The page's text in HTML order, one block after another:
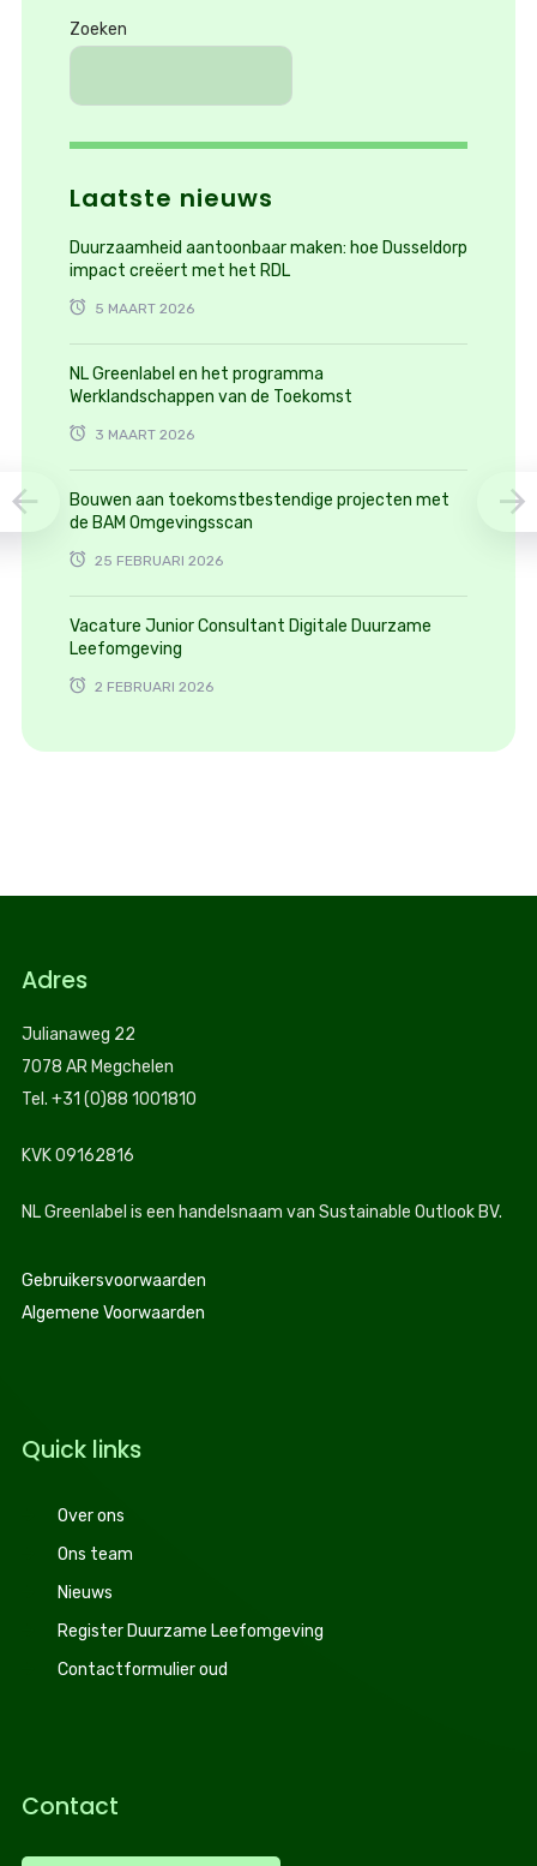
Zoeken
Laatste nieuws
Duurzaamheid aantoonbaar maken: hoe Dusseldorp
impact creëert met het RDL
5 MAART 2026
NL Greenlabel en het programma
Werklandschappen van de Toekomst
3 MAART 2026
Bouwen aan toekomstbestendige projecten met
de BAM Omgevingsscan
25 FEBRUARI 2026
Vacature Junior Consultant Digitale Duurzame
Leefomgeving
2 FEBRUARI 2026
Adres
Julianaweg 22
7078 AR Megchelen
Tel. +31 (0)88 1001810
KVK 09162816
NL Greenlabel is een handelsnaam van Sustainable Outlook BV.
Gebruikersvoorwaarden
Algemene Voorwaarden
Quick links
Over ons
Ons team
Nieuws
Register Duurzame Leefomgeving
Contactformulier oud
Contact